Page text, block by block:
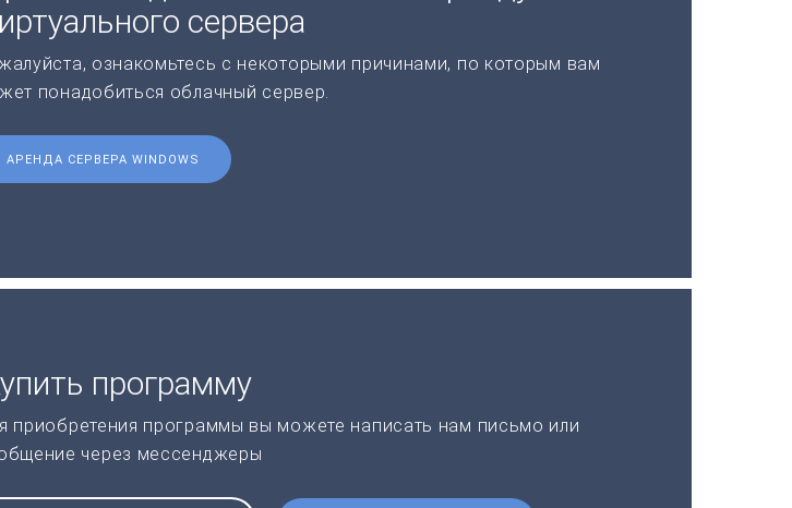
сервера
ознакомьтесь с некоторыми причинами, по которым вам
понадобиться облачный сервер.
АРЕНДА СЕРВЕРА WINDOWS
программу
приобретения программы вы можете написать нам письмо или
через мессенджеры